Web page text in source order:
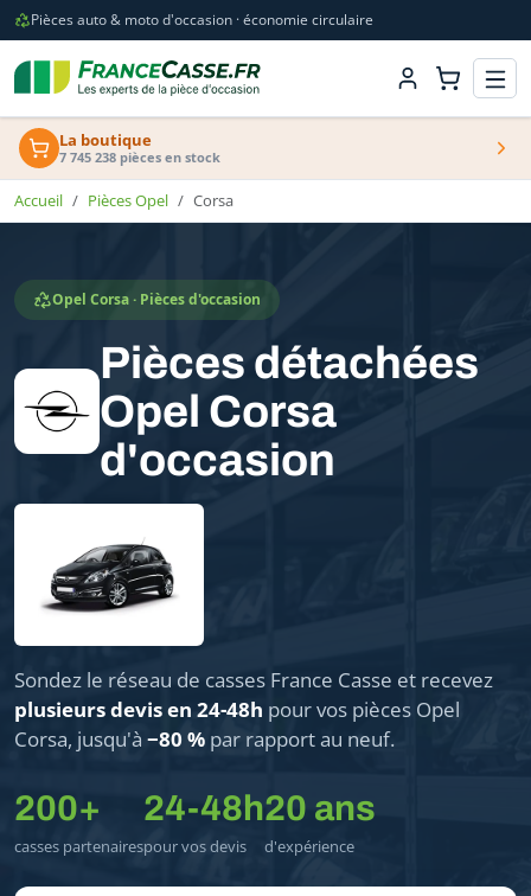
Pièces auto & moto d'occasion · économie circulaire
La boutique
7 745 238 pièces en stock
Accueil Pièces Opel Corsa
Opel Corsa · Pièces d'occasion
Pièces détachées
Opel Corsa
d'occasion
Sondez le réseau de casses France Casse et recevez
plusieurs devis en 24-48h pour vos pièces Opel
Corsa, jusqu'à −80 % par rapport au neuf.
200+
casses partenaires
24-48h
pour vos devis
20 ans
d'expérience